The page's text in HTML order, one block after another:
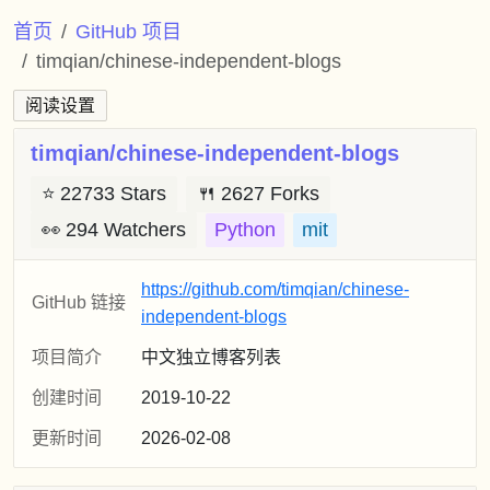
首页
GitHub 项目
timqian/chinese-independent-blogs
阅读设置
timqian/chinese-independent-blogs
⭐ 22733 Stars 🍴 2627 Forks
👀 294 Watchers Python mit
GitHub 链接
https://github.com/timqian/chinese-
independent-blogs
项目简介 中文独立博客列表
创建时间 2019-10-22
更新时间 2026-02-08